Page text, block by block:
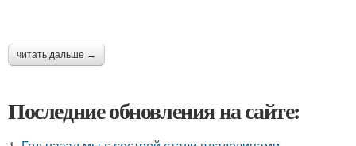
читать дальше →
Последние обновления на сайте: